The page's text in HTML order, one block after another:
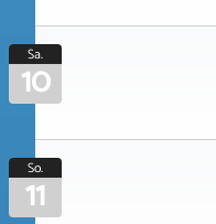
Sa.
10
So.
11